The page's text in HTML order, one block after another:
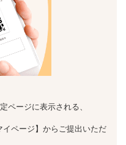
ページに表示される、
ページ】からご提出いただ